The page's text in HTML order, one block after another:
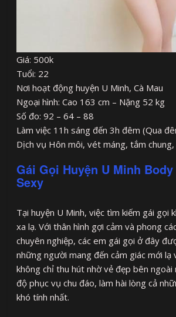
Giá: 500k
Tuổi: 22
Nơi hoạt động huyện U Minh, Cà Mau
Ngoại hình: Cao 163 cm – Nặng 52 kg
Số đo: 92 – 64 – 88
Làm việc 11h sáng đến 3h đêm (Qua
Dịch vụ Hôn môi, vét máng, tắm chung,
Gái Gọi Huyện U Minh
Sexy
Tại huyện U Minh, việc tìm kiếm gái gọi
xa lạ. Với thân hình gợi cảm và phong
chuyên nghiệp, các em gái gọi ở đây
những người mang đến cảm giác mới lạ
không chỉ thu hút nhờ vẻ đẹp bên ngoài
độ phục vụ chu đáo, làm hài lòng cả
khó tính nhất.